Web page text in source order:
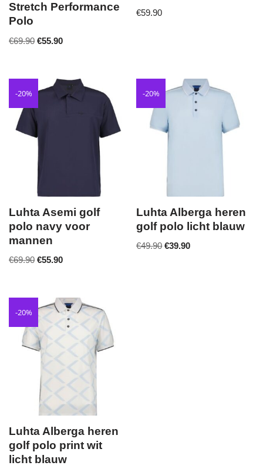
Stretch Performance
Polo
€69.90 €55.90
€59.90
-20%
Luhta Asemi golf
polo navy voor
mannen
€69.90 €55.90
-20%
Luhta Alberga heren
golf polo licht blauw
€49.90 €39.90
-20%
Luhta Alberga heren
golf polo print wit
licht blauw